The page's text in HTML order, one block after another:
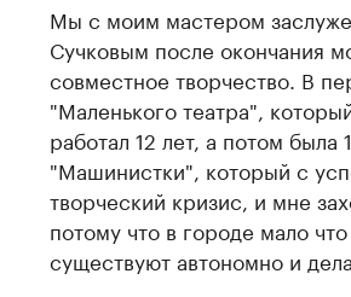
Мы с моим мастером
Сучковым после окончания
совместное творчество. В
"Маленького театра",
работал 12 лет, а потом была
"Машинистки", который с
творческий кризис, и мне
потому что в городе мало
существуют автономно и